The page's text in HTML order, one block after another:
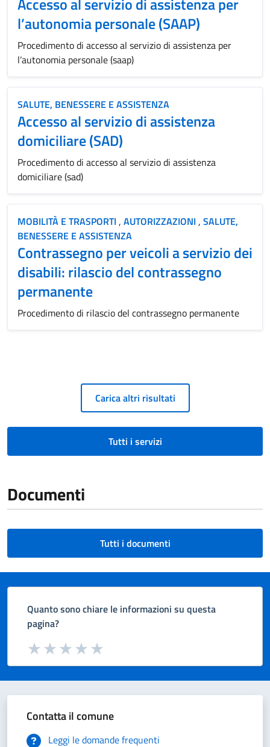
l’autonomia personale (SAAP)
Procedimento di accesso al servizio di assistenza per
l’autonomia personale (saap)
SALUTE, BENESSERE E ASSISTENZA
Accesso al servizio di assistenza
domiciliare (SAD)
Procedimento di accesso al servizio di assistenza
domiciliare (sad)
MOBILITÀ E TRASPORTI , AUTORIZZAZIONI , SALUTE,
BENESSERE E ASSISTENZA
Contrassegno per veicoli a servizio dei
disabili: rilascio del contrassegno
permanente
Procedimento di rilascio del contrassegno permanente
Carica altri risultati
Tutti i servizi
Documenti
Tutti i documenti
Quanto sono chiare le informazioni su questa
pagina?
Valuta da 1 a 5 stelle la pagina
Valuta 5 stelle su 5
Valuta 4 stelle su 5
Valuta 3 stelle su 5
Valuta 2 stelle su 5
Valuta 1 stelle su 5
Contatta il comune
Leggi le domande frequenti